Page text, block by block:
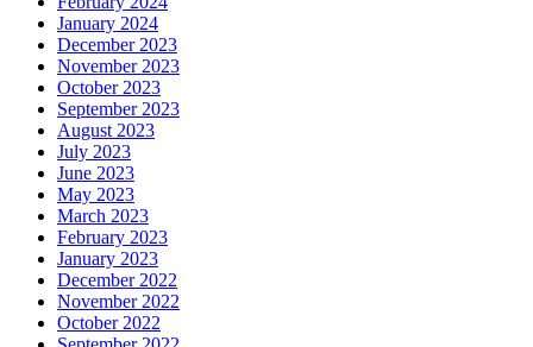
January 2024
December 2023
November 2023
October 2023
September 2023
August 2023
July 2023
June 2023
May 2023
March 2023
February 2023
January 2023
December 2022
November 2022
October 2022